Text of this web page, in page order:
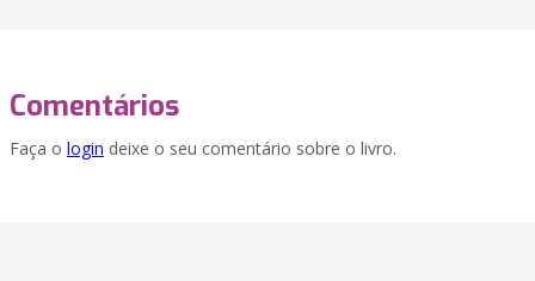
Comentários
Faça o login deixe o seu comentário sobre o livro.